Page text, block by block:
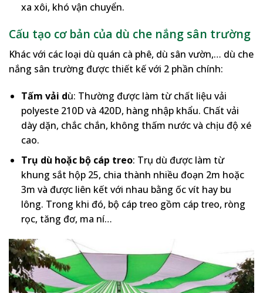
xa xôi, khó vận chuyển.
Cấu tạo cơ bản của dù che nắng sân trường
Khác với các loại dù quán cà phê, dù sân vườn,… dù che
nắng sân trường được thiết kế với 2 phần chính:
Tấm vải dù: Thường được làm từ chất liệu vải
polyeste 210D và 420D, hàng nhập khẩu. Chất vải
dày dặn, chắc chắn, không thấm nước và chịu độ xé
cao.
Trụ dù hoặc bộ cáp treo: Trụ dù được làm từ
khung sắt hộp 25, chia thành nhiều đoạn 2m hoặc
3m và được liên kết với nhau bằng ốc vít hay bu
lông. Trong khi đó, bộ cáp treo gồm cáp treo, ròng
rọc, tăng đơ, ma ní…